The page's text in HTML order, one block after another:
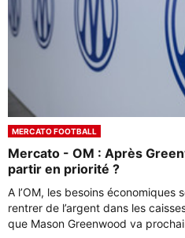
MERCATO FOOTBALL
Mercato - OM : Après
partir en priorité ?
A l’OM, les besoins économiques
rentrer de l’argent dans les
que Mason Greenwood va